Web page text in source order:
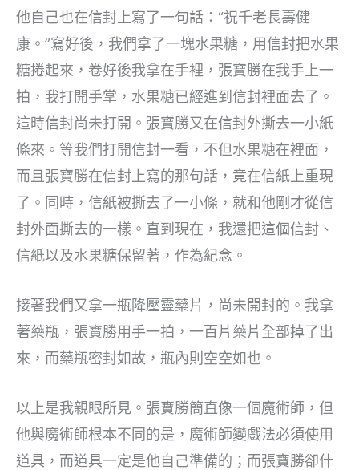
他自己也在信封上寫了一句話：“祝千老長壽健
康。”寫好後，我們拿了一塊水果糖，用信封把水果
糖捲起來，卷好後我拿在手裡，張寶勝在我手上一
拍，我打開手掌，水果糖已經進到信封裡面去了。
這時信封尚未打開。張寶勝又在信封外撕去一小紙
條來。等我們打開信封一看，不但水果糖在裡面，
而且張寶勝在信封上寫的那句話，竟在信紙上重現
了。同時，信紙被撕去了一小條，就和他剛才從信
封外面撕去的一樣。直到現在，我還把這個信封、
信紙以及水果糖保留著，作為紀念。
接著我們又拿一瓶降壓靈藥片，尚未開封的。我拿
著藥瓶，張寶勝用手一拍，一百片藥片全部掉了出
來，而藥瓶密封如故，瓶內則空空如也。
以上是我親眼所見。張寶勝簡直像一個魔術師，但
他與魔術師根本不同的是，魔術師變戲法必須使用
道具，而道具一定是他自己準備的；而張寶勝卻什